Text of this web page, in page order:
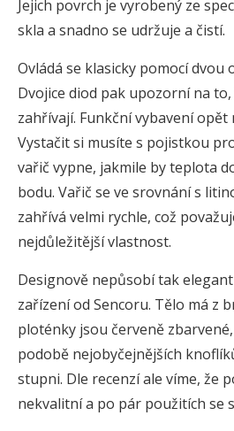
Jejich povrch je vyrobený ze
skla a snadno se udržuje a čistí.
Ovládá se klasicky pomocí dvou
Dvojice diod pak upozorní na
zahřívají. Funkční vybavení
Vystačit si musíte s pojistkou
vařič vypne, jakmile by teplota
bodu. Vařič se ve srovnání s
zahřívá velmi rychle, což
nejdůležitější vlastnost.
Designově nepůsobí tak
zařízení od Sencoru. Tělo má z
ploténky jsou červeně
podobě nejobyčejnějších
stupni. Dle recenzí ale víme, že
nekvalitní a po pár použitích se